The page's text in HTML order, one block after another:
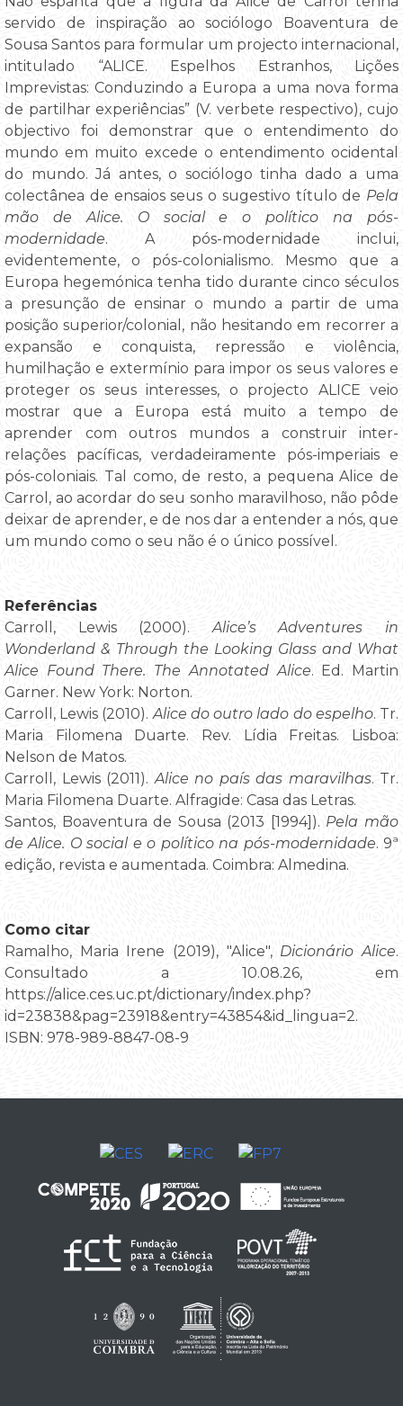
servido de inspiração ao sociólogo Boaventura de
Sousa Santos para formular um projecto internacional,
intitulado “ALICE. Espelhos Estranhos, Lições
Imprevistas: Conduzindo a Europa a uma nova forma
de partilhar experiências” (V. verbete respectivo), cujo
objectivo foi demonstrar que o entendimento do
mundo em muito excede o entendimento ocidental
do mundo. Já antes, o sociólogo tinha dado a uma
colectânea de ensaios seus o sugestivo título de Pela
mão de Alice. O social e o político na pós-
modernidade. A pós-modernidade inclui,
evidentemente, o pós-colonialismo. Mesmo que a
Europa hegemónica tenha tido durante cinco séculos
a presunção de ensinar o mundo a partir de uma
posição superior/colonial, não hesitando em recorrer a
expansão e conquista, repressão e violência,
humilhação e extermínio para impor os seus valores e
proteger os seus interesses, o projecto ALICE veio
mostrar que a Europa está muito a tempo de
aprender com outros mundos a construir inter-
relações pacíficas, verdadeiramente pós-imperiais e
pós-coloniais. Tal como, de resto, a pequena Alice de
Carrol, ao acordar do seu sonho maravilhoso, não pôde
deixar de aprender, e de nos dar a entender a nós, que
um mundo como o seu não é o único possível.
Referências
Carroll, Lewis (2000). Alice’s Adventures in
Wonderland & Through the Looking Glass and What
Alice Found There. The Annotated Alice. Ed. Martin
Garner. New York: Norton.
Carroll, Lewis (2010). Alice do outro lado do espelho. Tr.
Maria Filomena Duarte. Rev. Lídia Freitas. Lisboa:
Nelson de Matos.
Carroll, Lewis (2011). Alice no país das maravilhas. Tr.
Maria Filomena Duarte. Alfragide: Casa das Letras.
Santos, Boaventura de Sousa (2013 [1994]). Pela mão
de Alice. O social e o político na pós-modernidade. 9ª
edição, revista e aumentada. Coimbra: Almedina.
Como citar
Ramalho, Maria Irene (2019), "Alice", Dicionário Alice.
Consultado a 10.08.26, em
https://alice.ces.uc.pt/dictionary/index.php?
id=23838&pag=23918&entry=43854&id_lingua=2.
ISBN: 978-989-8847-08-9